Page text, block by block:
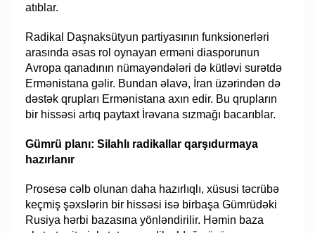
atıblar.
Radikal Daşnaksütyun partiyasının funksionerləri
arasında əsas rol oynayan erməni diasporunun
Avropa qanadının nümayəndələri də kütləvi surətdə
Ermənistana gəlir. Bundan əlavə, İran üzərindən də
dəstək qrupları Ermənistana axın edir. Bu qrupların
bir hissəsi artıq paytaxt İrəvana sızmağı bacarıblar.
Gümrü planı: Silahlı radikallar qarşıdurmaya
hazırlanır
Prosesə cəlb olunan daha hazırlıqlı, xüsusi təcrübə
keçmiş şəxslərin bir hissəsi isə birbaşa Gümrüdəki
Rusiya hərbi bazasına yönləndirilir. Həmin baza